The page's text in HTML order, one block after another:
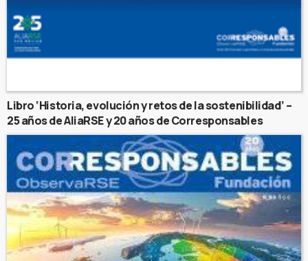
Libro ‘Historia, evolución y retos de la sostenibilidad’ –
25 años de AliaRSE y 20 años de Corresponsables